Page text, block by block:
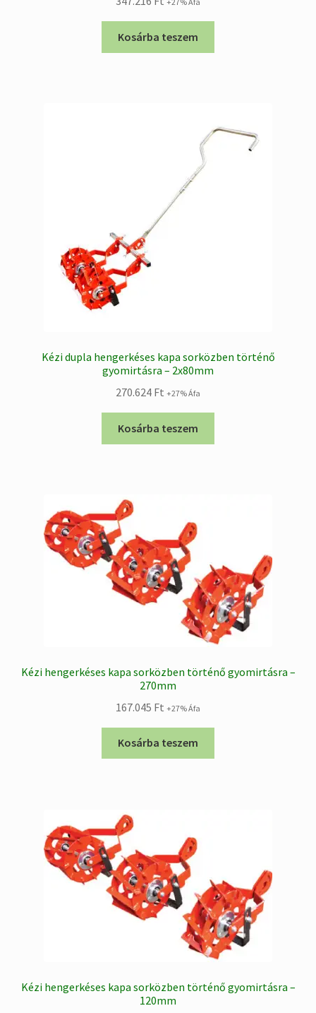
Kosárba teszem
Kézi dupla hengerkéses kapa sorközben történő
gyomirtásra – 2x80mm
270.624 Ft +27% Áfa
Kosárba teszem
Kézi hengerkéses kapa sorközben történő gyomirtásra –
270mm
167.045 Ft +27% Áfa
Kosárba teszem
Kézi hengerkéses kapa sorközben történő gyomirtásra –
120mm